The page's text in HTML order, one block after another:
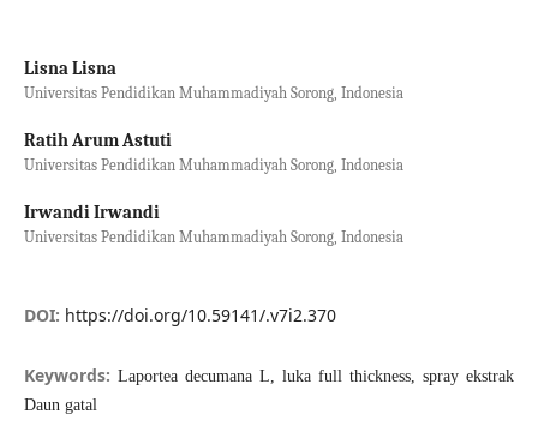
Lisna Lisna
Universitas Pendidikan Muhammadiyah Sorong, Indonesia
Ratih Arum Astuti
Universitas Pendidikan Muhammadiyah Sorong, Indonesia
Irwandi Irwandi
Universitas Pendidikan Muhammadiyah Sorong, Indonesia
DOI: https://doi.org/10.59141/.v7i2.370
Keywords: Laportea decumana L, luka full thickness, spray ekstrak
Daun gatal